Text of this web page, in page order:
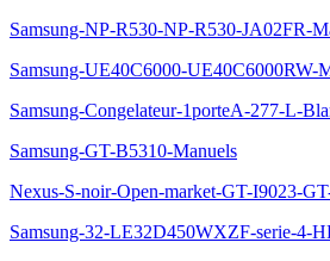
Samsung-NP-R530-NP-R530-JA02FR-
Samsung-UE40C6000-UE40C6000RW-
Samsung-Congelateur-1porteA-277-L-
Samsung-GT-B5310-Manuels
Nexus-S-noir-Open-market-GT-I9023-
Samsung-32-LE32D450WXZF-serie-4-